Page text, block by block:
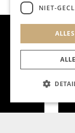
NIET-